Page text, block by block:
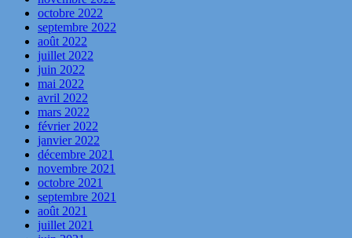
octobre 2022
septembre 2022
août 2022
juillet 2022
juin 2022
mai 2022
avril 2022
mars 2022
février 2022
janvier 2022
décembre 2021
novembre 2021
octobre 2021
septembre 2021
août 2021
juillet 2021